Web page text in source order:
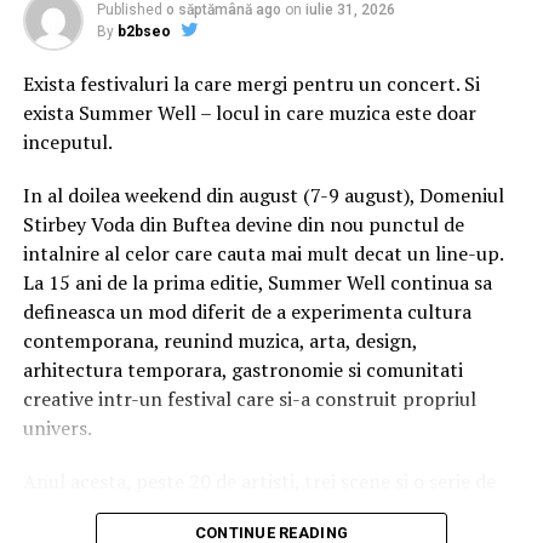
de aceeaşi perioadă a anului trecut.
Dacă ţi-a plăcut articolul, urmăreşteMEDIAFAX.RO pe
FACEBOOK »
Conținutul website-ului www.mediafax.ro este destinat
exclusiv informării și uzului dumneavoastră personal.
Esteinterzisărepublicarea conținutului acestui site în
lipsa unui acord din partea MEDIAFAX. Pentru a obține
acest acord, vă rugăm să ne contactați la adresa
vanzari@mediafax.ro.
Bancherii, semnal de alarmÄ: ‘IRCC este o aberaÈie
Published o săptămână ago on iulie 31, 2026
By b2bseo
Exista festivaluri la care mergi pentru un concert. Si
exista Summer Well – locul in care muzica este doar
inceputul.
In al doilea weekend din august (7-9 august), Domeniul
Stirbey Voda din Buftea devine din nou punctul de
intalnire al celor care cauta mai mult decat un line-up.
La 15 ani de la prima editie, Summer Well continua sa
defineasca un mod diferit de a experimenta cultura
contemporana, reunind muzica, arta, design,
arhitectura temporara, gastronomie si comunitati
creative intr-un festival care si-a construit propriul
univers.
experiente curatoriate transforma fiecare colt al
CONTINUE READING